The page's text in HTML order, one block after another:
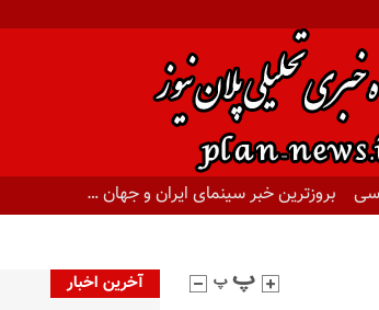
بروزترین خبر سینمای ایران و جهان …
آخرین اخبار